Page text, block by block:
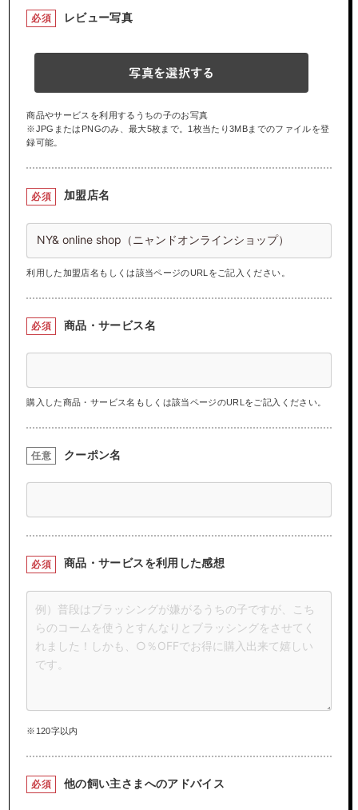
必須 レビュー写真
写真を選択する
商品やサービスを利用するうちの子のお写真
※JPGまたはPNGのみ、最大5枚まで。1枚当たり3MBまでのファイルを登
録可能。
必須 加盟店名
利用した加盟店名もしくは該当ページのURLをご記入ください。
必須 商品・サービス名
購入した商品・サービス名もしくは該当ページのURLをご記入ください。
任意 クーポン名
必須 商品・サービスを利用した感想
※120字以内
必須 他の飼い主さまへのアドバイス